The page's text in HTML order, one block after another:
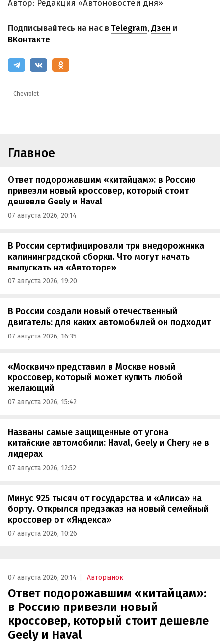
Автор: Редакция «Автоновостей дня»
Подписывайтесь на нас в Telegram,Дзен и
ВКонтакте
Chevrolet
Главное
Ответ подорожавшим «китайцам»: в Россию
привезли новый кроссовер, который стоит
дешевле Geely и Haval
07 августа 2026, 20:14
В России сертифицировали три внедорожника
калининградской сборки. Что могут начать
выпускать на «Автоторе»
07 августа 2026, 19:20
В России создали новый отечественный
двигатель: для каких автомобилей он подходит
07 августа 2026, 16:35
«Москвич» представил в Москве новый
кроссовер, который может купить любой
желающий
07 августа 2026, 15:42
Названы самые защищенные от угона
китайские автомобили: Haval, Geely и Chery не в
лидерах
07 августа 2026, 12:52
Минус 925 тысяч от государства и «Алиса» на
борту. Открылся предзаказ на новый семейный
кроссовер от «Яндекса»
07 августа 2026, 10:26
07 августа 2026, 20:14 Авторынок
Ответ подорожавшим «китайцам»:
в Россию привезли новый
кроссовер, который стоит дешевле
Geely и Haval